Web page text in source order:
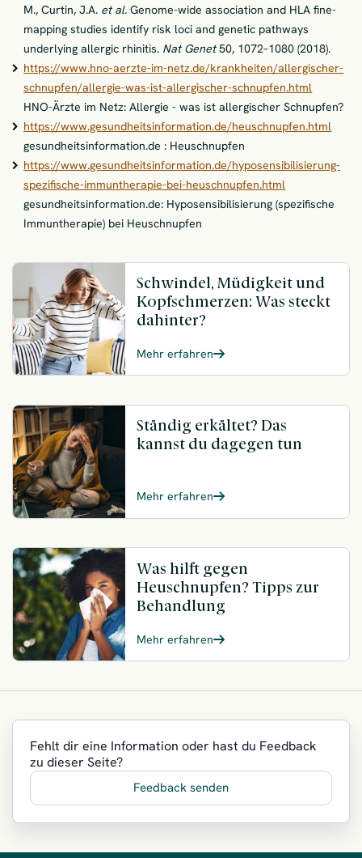
M., Curtin, J.A. et al.Genome-wide association and HLA fine-
mapping studies identify risk loci and genetic pathways
underlying allergic rhinitis. Nat Genet50, 1072–1080 (2018).
https://www.hno-aerzte-im-netz.de/krankheiten/allergischer-
schnupfen/allergie-was-ist-allergischer-schnupfen.html
HNO-Ärzte im Netz: Allergie - was ist allergischer Schnupfen?
https://www.gesundheitsinformation.de/heuschnupfen.html
gesundheitsinformation.de : Heuschnupfen
https://www.gesundheitsinformation.de/hyposensibilisierung-
spezifische-immuntherapie-bei-heuschnupfen.html
gesundheitsinformation.de: Hyposensibilisierung (spezifische
Immuntherapie) bei Heuschnupfen
Schwindel, Müdigkeit und
Kopfschmerzen: Was steckt
dahinter?
Mehr erfahren
Ständig erkältet? Das
kannst du dagegen tun
Mehr erfahren
Was hilft gegen
Heuschnupfen? Tipps zur
Behandlung
Mehr erfahren
Fehlt dir eine Information oder hast du Feedback
zu dieser Seite?
Feedback senden